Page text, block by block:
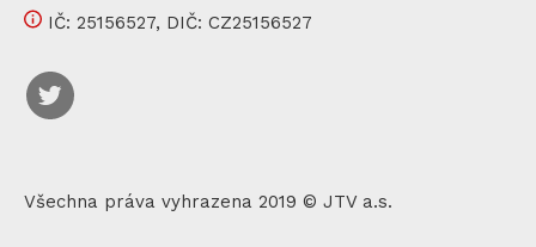
IČ: 25156527, DIČ: CZ25156527
Všechna práva vyhrazena 2019 © JTV a.s.